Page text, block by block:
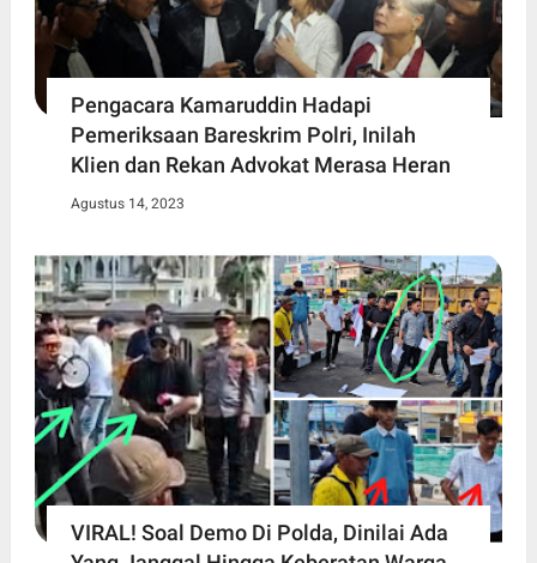
Pengacara Kamaruddin Hadapi
Pemeriksaan Bareskrim Polri, Inilah
Klien dan Rekan Advokat Merasa Heran
Agustus 14, 2023
VIRAL! Soal Demo Di Polda, Dinilai Ada